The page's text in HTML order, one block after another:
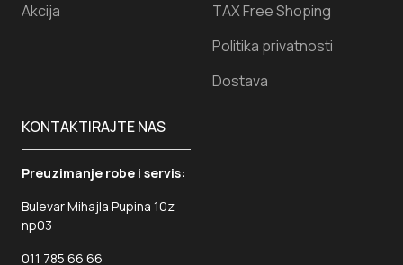
TAX Free Shoping
Politika privatnosti
Dostava
KONTAKTIRAJTE NAS
Preuzimanje robe i servis:
Bulevar Mihajla Pupina 10z
np03
011 785 66 66
Akcija